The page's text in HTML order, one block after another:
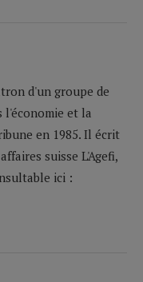
d'un groupe de
l'économie et la
en 1985. Il écrit
suisse L'Agefi,
ici :